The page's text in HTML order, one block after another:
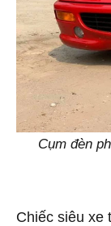
Cụm đèn
Chiếc siêu xe